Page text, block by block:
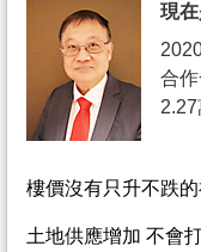
現
合
2.27
樓價沒有只升不跌
土地供應增加 不會